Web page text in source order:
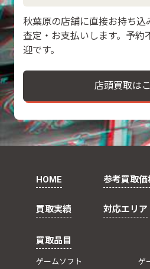
秋葉原の店舗に直接お持ち込
査定・お支払いします。予約
迎です。
店頭買取は
HOME 参考買取価
買取実績 対応エリア
買取品目
ゲームソフト
ゲ